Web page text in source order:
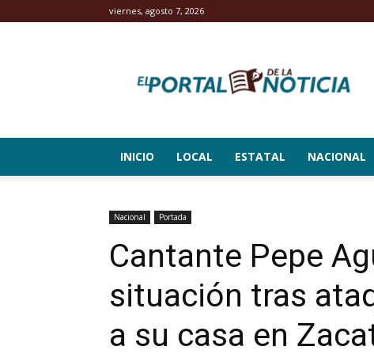
viernes, agosto 7, 2026
Portal
de
INICIO LOCAL ESTATAL NACIONAL
Nacional Portada
Cantante Pepe
situación tras
a su casa en